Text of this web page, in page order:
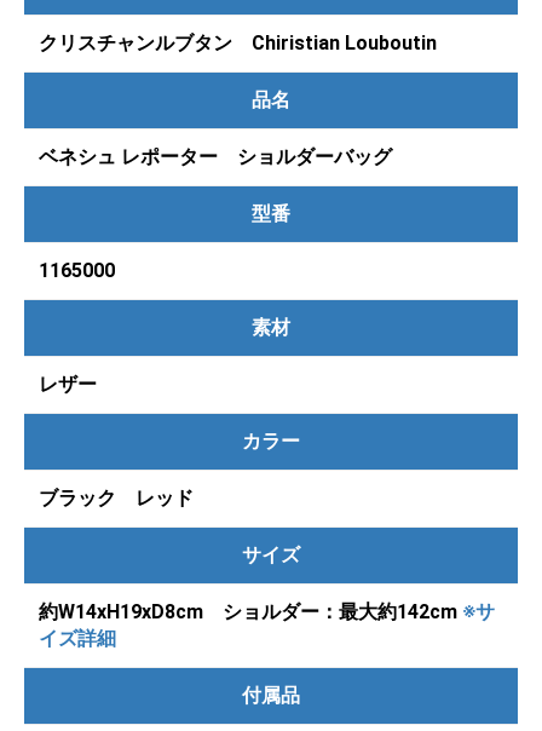
クリスチャンルブタン Chiristian Louboutin
品名
ベネシュ レポーター ショルダーバッグ
型番
1165000
素材
レザー
カラー
ブラック レッド
サイズ
約W14xH19xD8cm ショルダー：最大約142cm ※サ
イズ詳細
付属品